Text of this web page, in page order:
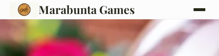
Marabunta Games